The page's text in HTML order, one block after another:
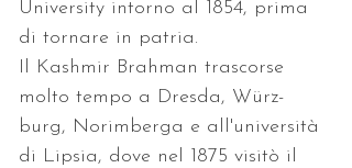
University intorno al 1854, prima
di tornare in patria.
Il Kashmir Brahman trascorse
molto tempo a Dresda, Würz-
burg, Norimberga e all'università
di Lipsia, dove nel 1875 visitò il